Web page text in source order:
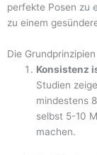
perfekte Posen zu
zu einem
Die Grundprinzipien
Konsistenz
Studien
mindestens
selbst 5-10
machen.